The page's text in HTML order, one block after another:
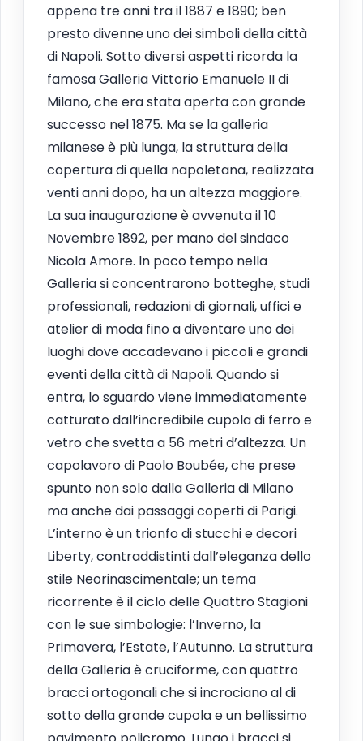
appena tre anni tra il 1887 e 1890; ben
presto divenne uno dei simboli della città
di Napoli. Sotto diversi aspetti ricorda la
famosa Galleria Vittorio Emanuele II di
Milano, che era stata aperta con grande
successo nel 1875. Ma se la galleria
milanese è più lunga, la struttura della
copertura di quella napoletana, realizzata
venti anni dopo, ha un altezza maggiore.
La sua inaugurazione è avvenuta il 10
Novembre 1892, per mano del sindaco
Nicola Amore. In poco tempo nella
Galleria si concentrarono botteghe, studi
professionali, redazioni di giornali, uffici e
atelier di moda fino a diventare uno dei
luoghi dove accadevano i piccoli e grandi
eventi della città di Napoli. Quando si
entra, lo sguardo viene immediatamente
catturato dall’incredibile cupola di ferro e
vetro che svetta a 56 metri d’altezza. Un
capolavoro di Paolo Boubée, che prese
spunto non solo dalla Galleria di Milano
ma anche dai passaggi coperti di Parigi.
L’interno è un trionfo di stucchi e decori
Liberty, contraddistinti dall’eleganza dello
stile Neorinascimentale; un tema
ricorrente è il ciclo delle Quattro Stagioni
con le sue simbologie: l’Inverno, la
Primavera, l’Estate, l’Autunno. La struttura
della Galleria è cruciforme, con quattro
bracci ortogonali che si incrociano al di
sotto della grande cupola e un bellissimo